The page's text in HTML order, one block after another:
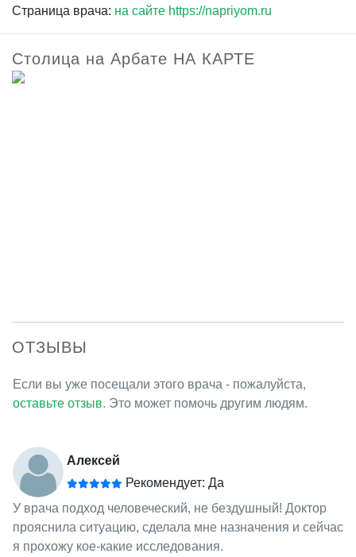
Страница врача: на сайте https://napriyom.ru
Столица на Арбате НА КАРТЕ
ОТЗЫВЫ
Если вы уже посещали этого врача - пожалуйста,
оставьте отзыв. Это может помочь другим людям.
Алексей
Рекомендует: Да
У врача подход человеческий, не бездушный! Доктор
прояснила ситуацию, сделала мне назначения и сейчас
я прохожу кое-какие исследования.